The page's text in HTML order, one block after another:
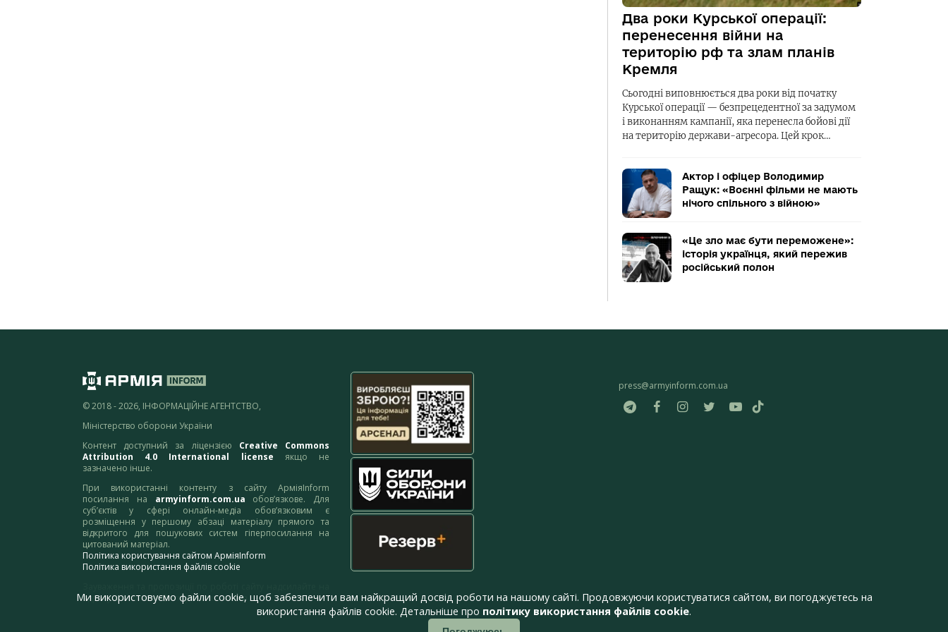
Два роки Курської операції:
перенесення війни на
територію рф та злам планів
Кремля
Сьогодні виповнюється два роки від початку
Курської операції — безпрецедентної за задумом
і виконанням кампанії, яка перенесла бойові дії
на територію держави-агресора. Цей крок…
Актор і офіцер Володимир
Ращук: «Воєнні фільми не мають
нічого спільного з війною»
«Це зло має бути переможене»:
історія українця, який пережив
російський полон
© 2018 - 2026, ІНФОРМАЦІЙНЕ АГЕНТСТВО,
Міністерство оборони України
Контент доступний за ліцензією Creative Commons
Attribution 4.0 International license якщо не
зазначено інше.
При використанні контенту з сайту АрміяInform
посилання на armyinform.com.ua обов’язкове. Для
суб’єктів у сфері онлайн-медіа обов’язковим є
розміщення у першому абзаці матеріалу прямого та
відкритого для пошукових систем гіперпосилання на
цитований матеріал.
Політика користування сайтом АрміяInform
Політика використання файлів cookie
адресу:webmaster@armyinform.com.ua
press@armyinform.com.ua
Ми використовуємо файли cookie, щоб забезпечити вам найкращий досвід роботи на нашому сайті. Продовжуючи користуватися сайтом, ви погоджуєтесь на
використання файлів cookie. Детальніше про політику використання файлів cookie.